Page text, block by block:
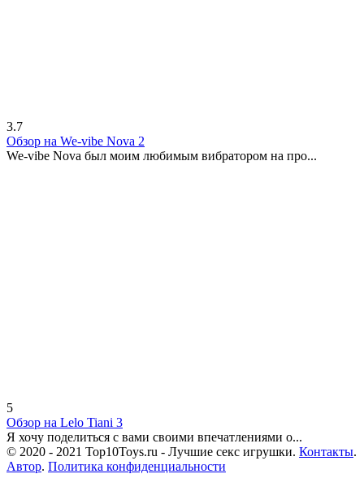
3.7
Обзор на We-vibe Nova 2
We-vibe Nova был моим любимым вибратором на про...
5
Обзор на Lelo Tiani 3
Я хочу поделиться с вами своими впечатлениями о...
© 2020 - 2021 Top10Toys.ru - Лучшие секс игрушки. Контакты.
Автор. Политика конфиденциальности